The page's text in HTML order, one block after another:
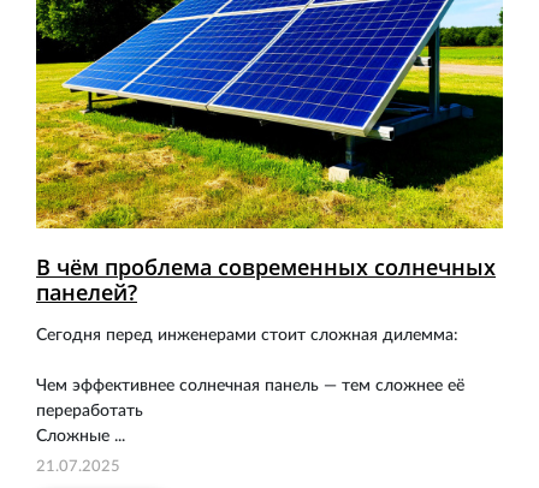
В чём проблема современных солнечных
панелей?
Сегодня перед инженерами стоит сложная дилемма:
Чем эффективнее солнечная панель — тем сложнее её
переработать
Сложные ...
21.07.2025